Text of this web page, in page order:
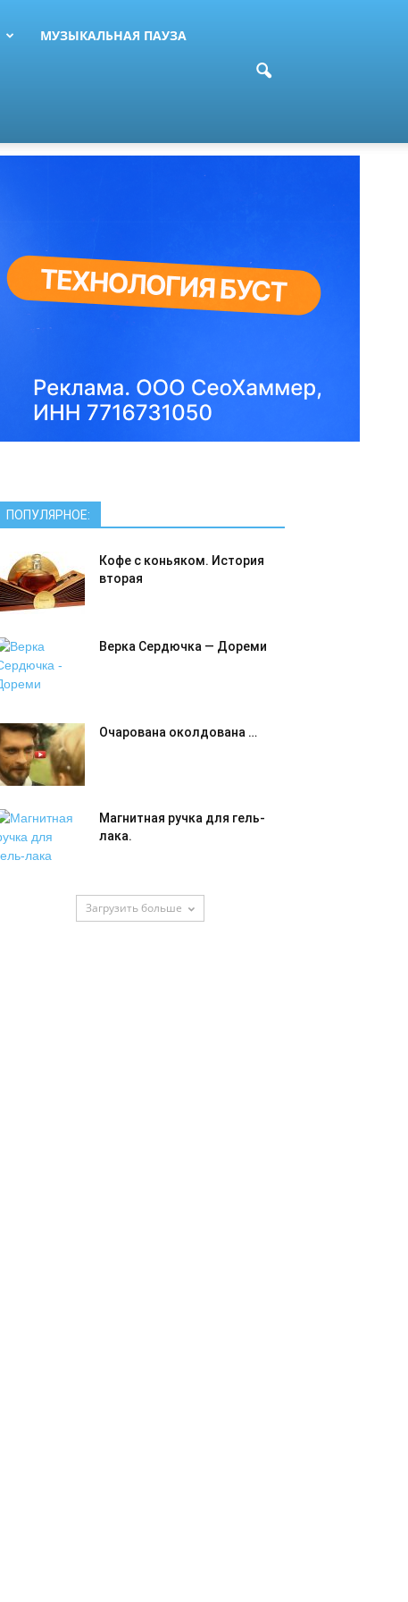
МУЗЫКАЛЬНАЯ ПАУЗА
ПОПУЛЯРНОЕ:
Кофе с коньяком. История
вторая
Верка Сердючка — Дореми
Очарована околдована …
Магнитная ручка для гель-
лака.
Загрузить больше